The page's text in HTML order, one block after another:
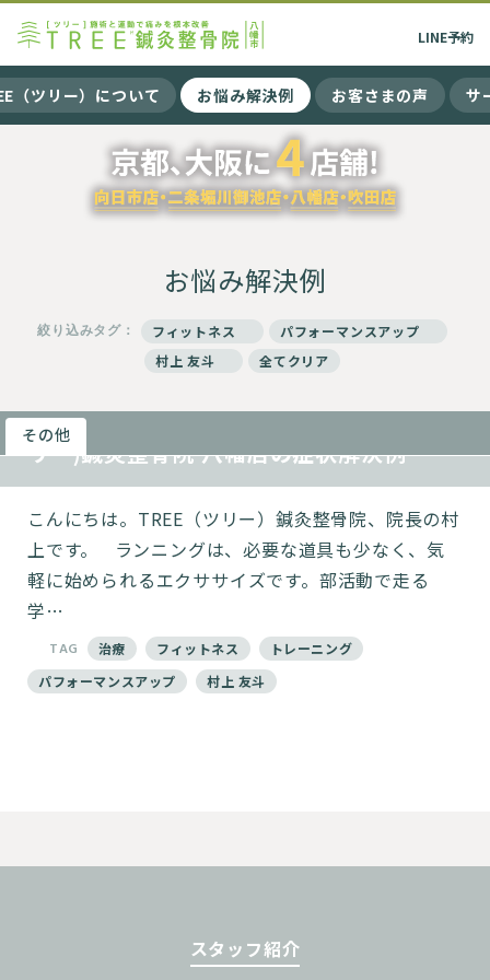
LINE予約
（ツリー）について お悩み解決例 お客さまの声 サ
お悩み解決例
絞り込みタグ： フィットネス
パフォーマンスアップ
村上 友斗
全てクリア
その他
ランニング障害 ~スポーツ障害 TREE(ツ
リー)鍼灸整骨院 八幡店の症状解決例~
こんにちは。TREE（ツリー）鍼灸整骨院、院長の村
上です。 ランニングは、必要な道具も少なく、気
軽に始められるエクササイズです。部活動で走る
学…
TAG 治療 フィットネス
トレーニング
パフォーマンスアップ
村上 友斗
スタッフ紹介